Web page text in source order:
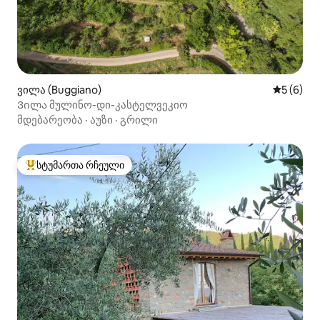
ვილა (Buggiano) საშუალო
5 (6)
Ვილა მულინო-დი-კასტელვეკიო
მდებარეობა · აუზი · გრილი
სტუმართა რჩეული მოწინავე ვარიანტი
სტუმართა რჩეული